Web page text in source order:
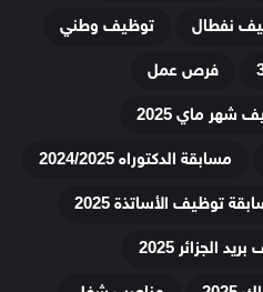
نفطال
توظيف وطني
فرص عمل
ماي 2025
مسابقة الدكتوراه 2024/2025
توظيف الأساتذة 2025
الجزائر 2025